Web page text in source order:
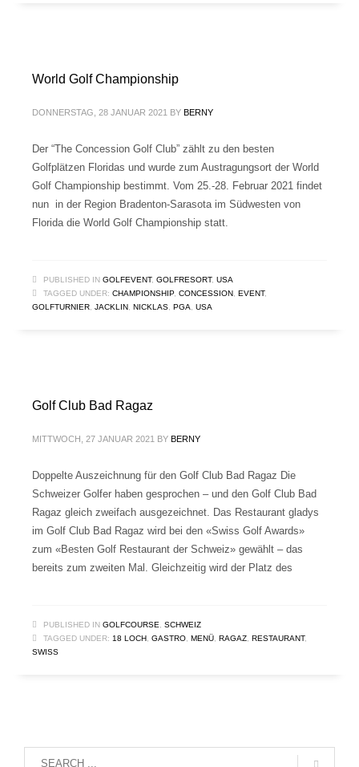
World Golf Championship
DONNERSTAG, 28 JANUAR 2021 BY BERNY
Der “The Concession Golf Club” zählt zu den besten
Golfplätzen Floridas und wurde zum Austragungsort der World
Golf Championship bestimmt. Vom 25.-28. Februar 2021 findet
nun in der Region Bradenton-Sarasota im Südwesten von
Florida die World Golf Championship statt.
PUBLISHED IN GOLFEVENT, GOLFRESORT, USA
TAGGED UNDER: CHAMPIONSHIP, CONCESSION EVENT,
GOLFTURNIER JACKLIN NICKLAS PGA USA
Golf Club Bad Ragaz
MITTWOCH, 27 JANUAR 2021 BY BERNY
Doppelte Auszeichnung für den Golf Club Bad Ragaz Die
Schweizer Golfer haben gesprochen – und den Golf Club Bad
Ragaz gleich zweifach ausgezeichnet. Das Restaurant gladys
im Golf Club Bad Ragaz wird bei den «Swiss Golf Awards»
zum «Besten Golf Restaurant der Schweiz» gewählt – das
bereits zum zweiten Mal. Gleichzeitig wird der Platz des
PUBLISHED IN GOLFCOURSE
SCHWEIZ
TAGGED UNDER: 18 LOCH GASTRO MENÜ RAGAZ RESTAURANT,
SWISS